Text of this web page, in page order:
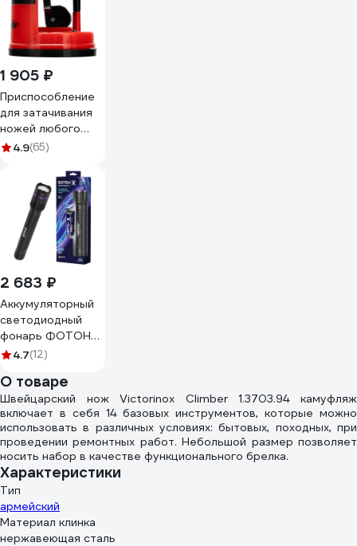
1 905 ₽
Приспособление
для затачивания
ножей любого
типа MATRIX
4.9(65)
2 683 ₽
Аккумуляторный
светодиодный
фонарь ФОТОН
MSA-2400X 24543
4.7(12)
О товаре
Швейцарский нож Victorinox Climber 1.3703.94 камуфляж
включает в себя 14 базовых инструментов, которые можно
использовать в различных условиях: бытовых, походных, при
проведении ремонтных работ. Небольшой размер позволяет
носить набор в качестве функционального брелка.
Характеристики
Тип
армейский
Материал клинка
нержавеющая сталь